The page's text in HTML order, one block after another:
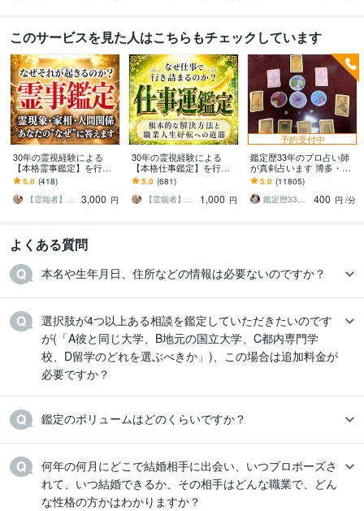
このサービスを見た人はこちらもチェックしています
30年の霊視経験による
【本格霊事鑑定】を行い
ます 霊現象・家相・家
系・先祖・土地・人間関
係・悪縁・因縁・厄払い
5.0 (418)
【霊能者】天晴
3,000 円
30年の霊視経験による
【本格仕事鑑定】を行い
ます 仕事運停滞の真の原
因と人生好転への道筋を
読み解きます
5.0 (681)
【霊能者】天晴
1,000 円
予約受付中
鑑定歴33年のプロ占い師
が真剣占います 博多・廓
屋の純血統占い祈願師
雷鳥
5.0 (11805)
鑑定歴33年のプロ占い師 雷鳥
400 円 /分
よくある質問
本名や生年月日、住所などの情報は必要ないのですか？
選択肢が4つ以上ある相談を鑑定していただきたいのです
が(「A彼と同じ大学、B地元の国立大学、C都内専門学
校、D留学のどれを選ぶべきか」)、この場合は追加料金が
必要ですか？
鑑定のボリュームはどのくらいですか？
何年の何月にどこで結婚相手に出会い、いつプロポーズさ
れて、いつ結婚できるか、その相手はどんな職業で、どん
な性格の方かはわかりますか？